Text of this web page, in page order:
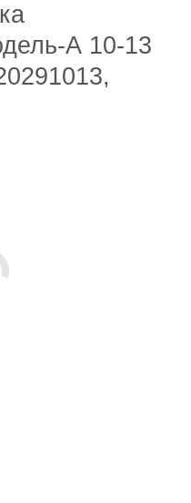
А 10-13